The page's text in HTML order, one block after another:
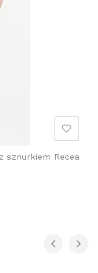
sznurkiem Recea